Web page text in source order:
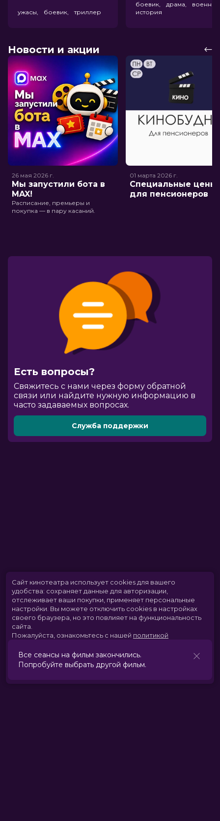
ужасы, боевик, триллер
боевик, драма,
история
Новости и акции
26 мая 2026 г.
Мы запустили бота в
MAX!
Расписание, премьеры и
покупка — в пару касаний.
01 марта 2026 г.
Специальные цены
для пенсионеров
Есть вопросы?
Cвяжитесь с нами через форму обратной
связи или найдите нужную информацию в
часто задаваемых вопросах.
Служба поддержки
Все сеансы на фильм закончились.
Попробуйте выбрать другой фильм.
Сайт кинотеатра использует cookies для вашего
удобства: сохраняет данные для авторизации,
отслеживает ваши покупки, применяет персональные
настройки. Вы можете отключить cookies в настройках
своего браузера, но это повлияет на функциональность
сайта.
Пожалуйста, ознакомьтесь с нашей политикой
Принять